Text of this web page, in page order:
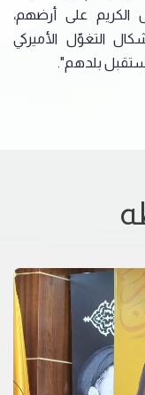
على أرضهم،
التغوّل الأميركي
بلدهم".